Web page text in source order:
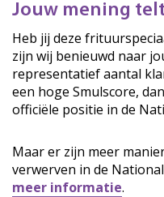
Jouw mening telt
Heb jij deze
zijn wij benieuwd naar
representatief aantal
een hoge Smulscore,
officiële positie in de
Maar er zijn meer
verwerven in de
meer informatie.